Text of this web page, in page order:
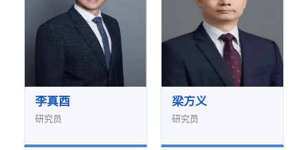
李真酉
研究员
梁方义
研究员